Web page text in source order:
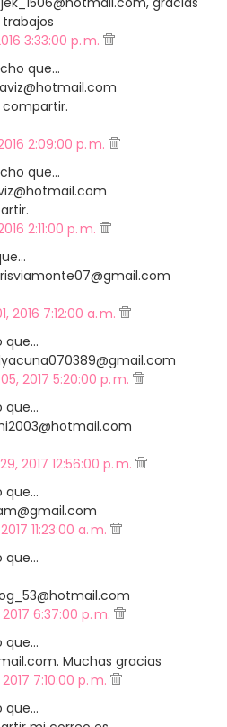
3:33:00 p. m.
que…
2:09:00 p. m.
que…
2:11:00 p. m.
2016 7:12:00 a. m.
que…
2017 5:20:00 p. m.
que…
2017 12:56:00 p. m.
que…
11:23:00 a. m.
que…
6:37:00 p. m.
que…
Muchas gracias
7:10:00 p. m.
que…